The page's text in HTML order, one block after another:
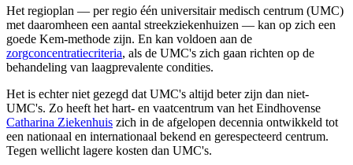
Het regioplan — per regio één universitair medisch centrum (UMC)
met daaromheen een aantal streekziekenhuizen — kan op zich een
goede Kem-methode zijn. En kan voldoen aan de
zorgconcentratiecriteria, als de UMC's zich gaan richten op de
behandeling van laagprevalente condities.
Het is echter niet gezegd dat UMC's altijd beter zijn dan niet-
UMC's. Zo heeft het hart- en vaatcentrum van het Eindhovense
Catharina Ziekenhuis zich in de afgelopen decennia ontwikkeld tot
een nationaal en internationaal bekend en gerespecteerd centrum.
Tegen wellicht lagere kosten dan UMC's.